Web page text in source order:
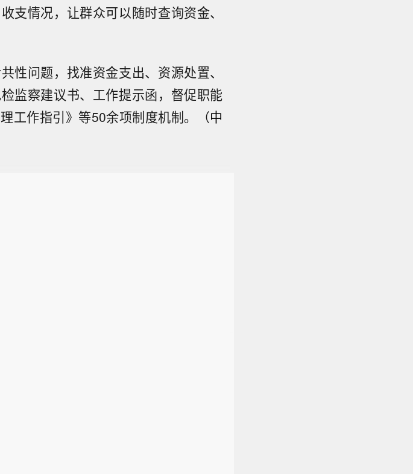
支情况，让群众可以随时查询资金、
性问题，找准资金支出、资源处置、
监察建议书、工作提示函，督促职能
工作指引》等50余项制度机制。（中